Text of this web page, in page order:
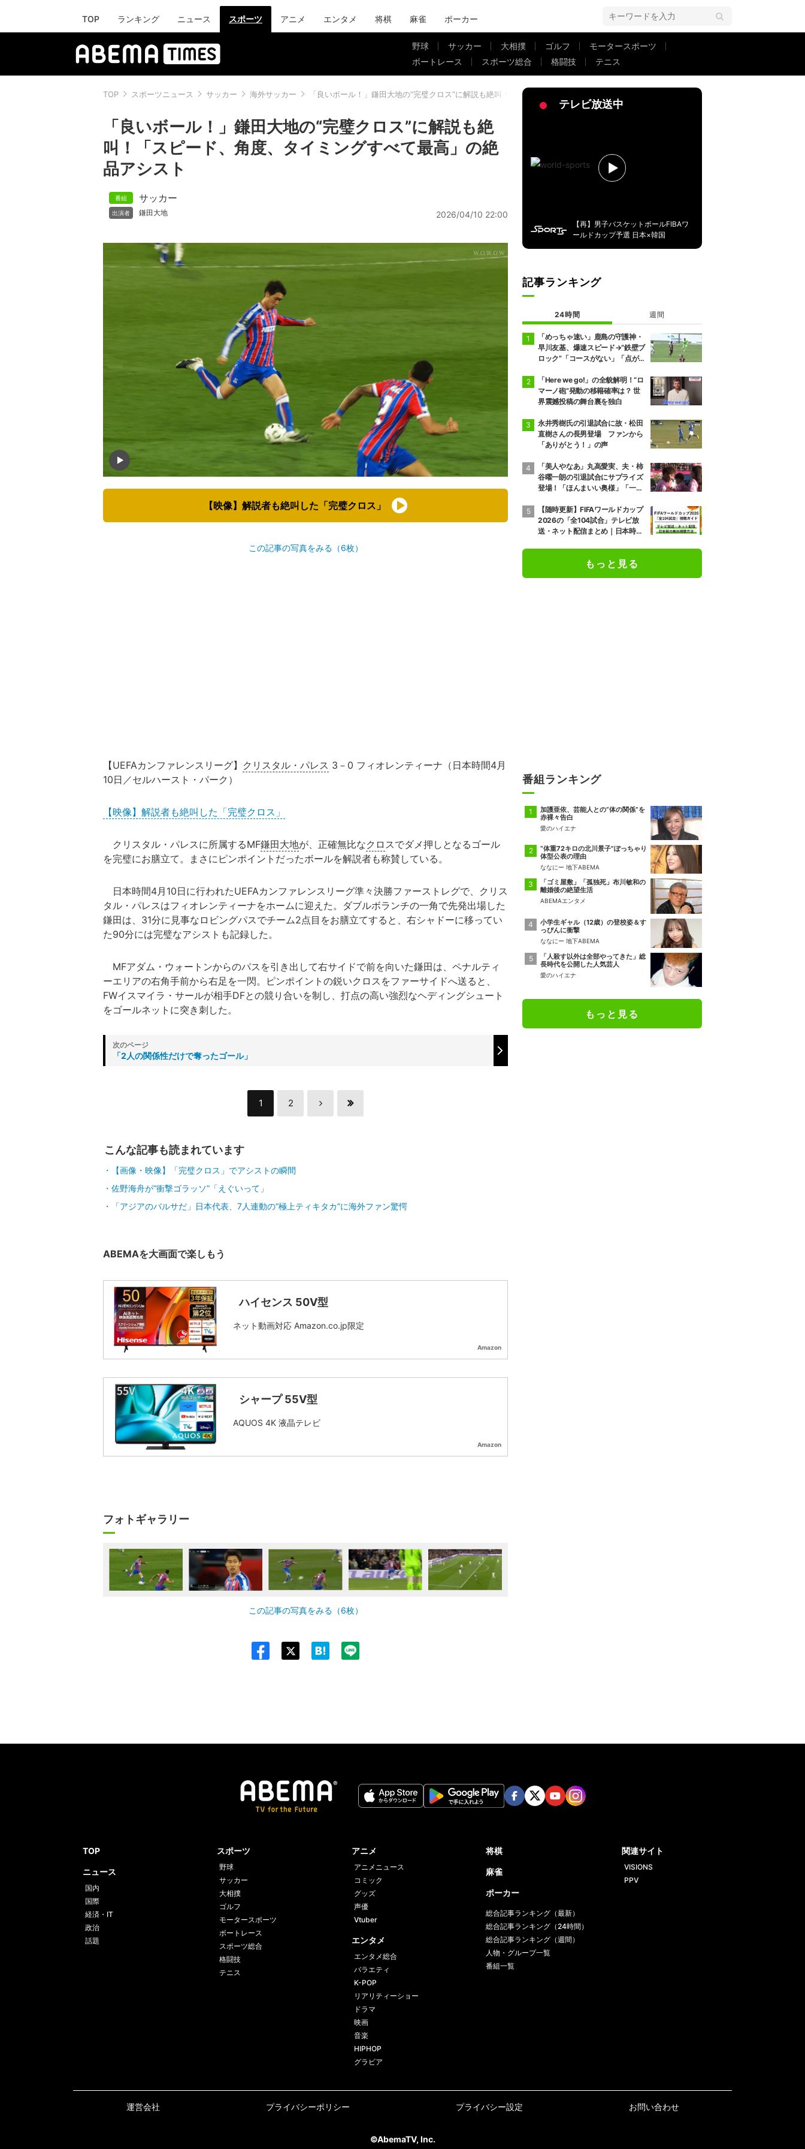
TOP ランキング ニュース スポーツ アニメ エンタメ 将棋 麻雀 ポーカー
野球 サッカー 大相撲 ゴルフ
モータースポーツ
ボートレース
スポーツ総合 格闘技 テニス
TOP スポーツニュース サッカー 海外サッカー 「良いボール！」鎌田大地の“完璧クロス”に解説も絶叫！「スピード、角度、タイミングすべて最高」の絶品アシスト
「良いボール！」鎌田大地の“完璧クロス”に解説も絶
叫！「スピード、角度、タイミングすべて最高」の絶
品アシスト
サッカー
鎌田大地 2026/04/10 22:00
【映像】解説者も絶叫した「完璧クロス」
この記事の写真をみる（6枚）
【UEFAカンファレンスリーグ】 クリスタル・パレス 3－0 フィオレンティーナ（日本時間4月
10日／セルハースト・パーク）
【映像】解説者も絶叫した「完璧クロス」
クリスタル・パレスに所属するMF鎌田大地が、正確無比なクロ スでダメ押しとなるゴール
を完璧にお膳立て。まさにピンポイントだったボールを解説者も称賛している。
日本時間4月10日に行われたUEFAカンファレンスリーグ準々決勝ファーストレグで、クリス
タル・パレスはフィオレンティーナをホームに迎えた。ダブルボランチの一角で先発出場した
鎌田は、31分に見事なロビングパスでチーム2点目をお膳立てすると、右シャドーに移ってい
た90分には完璧なアシストも記録した。
MFアダム・ウォートンからのパスを引き出して右サイドで前を向いた鎌田は、ペナルティ
ーエリアの右角手前から右足を一閃。ピンポイントの鋭いクロスをファーサイドへ送ると、
FWイスマイラ・サールが相手DFとの競り合いを制し、打点の高い強烈なヘディングシュート
をゴールネットに突き刺した。
「2人の関係性だけで奪ったゴール」
1 2
こんな記事も読まれています
【画像・映像】「完璧クロス」でアシストの瞬間
佐野海舟が“衝撃ゴラッソ”「えぐいって」
「アジアのバルサだ」日本代表、7人連動の“極上ティキタカ”に海外ファン驚愕
ABEMAを大画面で楽しもう
ハイセンス 50V型
ネット動画対応 Amazon.co.jp限定
Amazon
シャープ 55V型
AQUOS 4K 液晶テレビ
Amazon
フォトギャラリー
この記事の写真をみる（6枚）
テレビ放送中
【再】男子バスケットボールFIBAワ
ールドカップ予選 日本×韓国
記事ランキング
24時間 週間
「めっちゃ速い」鹿島の守護神・
早川友基、爆速スピード→“鉄壁ブ
ロック”「コースがない」「点が
飛び出しでビッグセーブ
「Here we go!」の全貌解明！“ロ
マーノ砲”発動の移籍確率は？ 世
界震撼投稿の舞台裏を独白
永井秀樹氏の引退試合に故・松田
直樹さんの長男登場 ファンから
「ありがとう！」の声
「美人やなあ」丸高愛実、夫・柿
谷曜一朗の引退試合にサプライズ
登場！「ほんまいい奥様」「一緒
光【随時更新】FIFAワールドカップ
2026の「全104試合」テレビ放
送・ネット配信まとめ｜日本時間
もっと見る
番組ランキング
加護亜依、芸能人との“体の関係”を
赤裸々告白
愛のハイエナ
“体重72キロの北川景子”ぽっちゃり
体型公表の理由
ななにー 地下ABEMA
「ゴミ屋敷」「孤独死」布川敏和の
離婚後の絶望生活
ABEMAエンタメ
小学生ギャル（12歳）の登校姿＆す
っぴんに衝撃
ななにー 地下ABEMA
「人殺す以外は全部やってきた」総
長時代を公開した人気芸人
愛のハイエナ
もっと見る
TOP
ニュース
国内
国際
経済・IT
政治
話題
スポーツ
野球
サッカー
大相撲
ゴルフ
モータースポーツ
ボートレース
スポーツ総合
格闘技
テニス
アニメ
アニメニュース
コミック
グッズ
声優
Vtuber
エンタメ
エンタメ総合
バラエティ
K-POP
リアリティーショー
ドラマ
映画
音楽
HIPHOP
グラビア
将棋
麻雀
ポーカー
総合記事ランキング（最新）
総合記事ランキング（24時間）
総合記事ランキング（週間）
人物・グループ一覧
番組一覧
関連サイト
VISIONS
PPV
運営会社 プライバシーポリシー プライバシー設定 お問い合わせ
©AbemaTV, Inc.